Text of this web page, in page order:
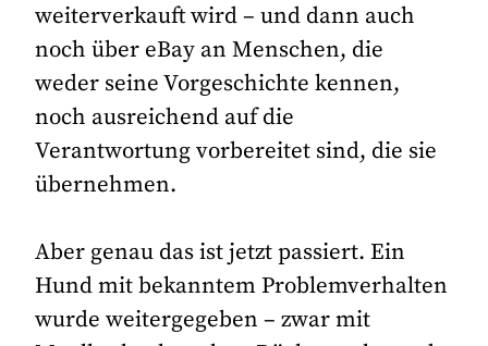
weiterverkauft wird – und dann auch
noch über eBay an Menschen, die
weder seine Vorgeschichte kennen,
noch ausreichend auf die
Verantwortung vorbereitet sind, die sie
übernehmen.
Aber genau das ist jetzt passiert. Ein
Hund mit bekanntem Problemverhalten
wurde weitergegeben – zwar mit